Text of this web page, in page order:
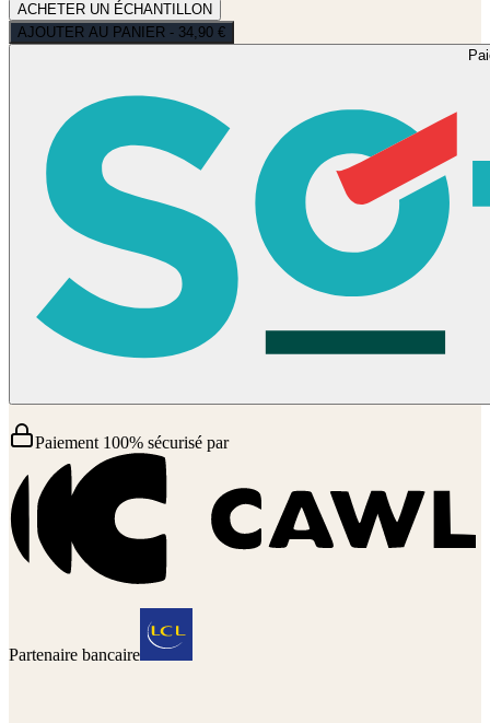
ACHETER UN ÉCHANTILLON
AJOUTER AU PANIER - 34,90 €
Paiement 100% sécurisé par
Partenaire bancaire